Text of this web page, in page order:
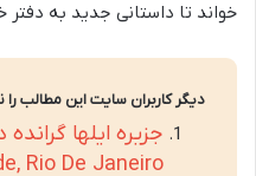
خواند تا داستانی جدید به
دیگر کاربران سایت این مطالب
Rio De Janeiro